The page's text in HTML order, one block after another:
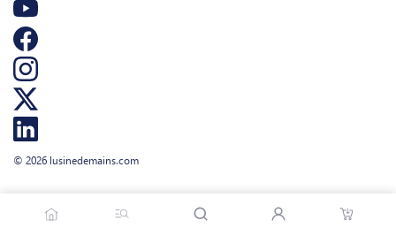
© 2026 lusinedemains.com